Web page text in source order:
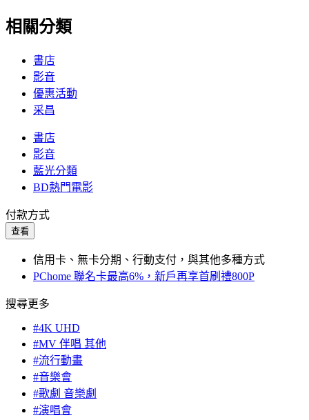
相關分類
書店
影音
優惠活動
采昌
書店
影音
藍光分類
BD熱門電影
付款方式
查看
信用卡、無卡分期、行動支付，與其他多種方式
PChome 聯名卡最高6%，新戶再享首刷禮800P
搜尋更多
#4K UHD
#MV 伴唱 其他
#流行動畫
#音樂會
#歌劇 音樂劇
#演唱會